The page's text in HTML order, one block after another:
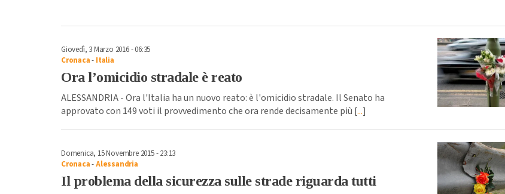
Giovedì, 3 Marzo 2016 - 06:35
Cronaca- Italia
Ora l’omicidio stradale è reato
ALESSANDRIA - Ora l'Italia ha un nuovo reato: è l'omicidio stradale. Il Senato ha
approvato con 149 voti il provvedimento che ora rende decisamente più [...]
Domenica, 15 Novembre 2015 - 23:13
Cronaca-Alessandria
Il problema della sicurezza sulle strade riguarda tutti